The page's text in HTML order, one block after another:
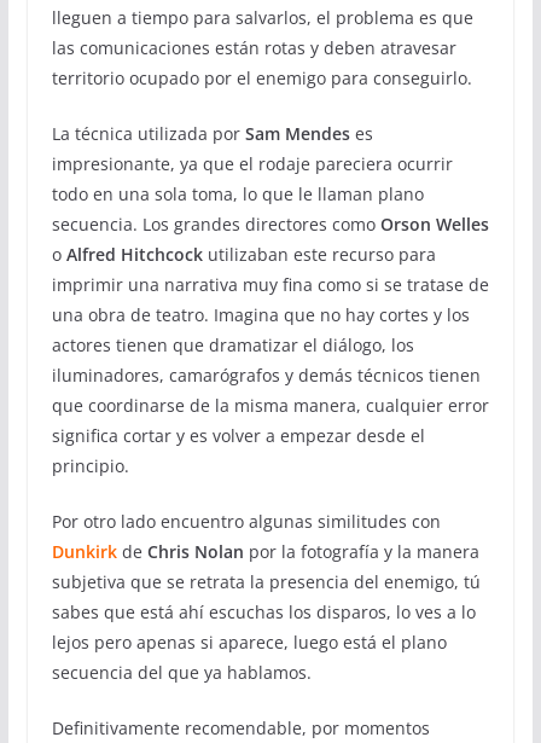
lleguen a tiempo para salvarlos, el problema es que
las comunicaciones están rotas y deben atravesar
territorio ocupado por el enemigo para conseguirlo.
La técnica utilizada por Sam Mendeses
impresionante, ya que el rodaje pareciera ocurrir
todo en una sola toma, lo que le llaman plano
secuencia. Los grandes directores como Orson Welles
o Alfred Hitchcockutilizaban este recurso para
imprimir una narrativa muy fina como si se tratase de
una obra de teatro. Imagina que no hay cortes y los
actores tienen que dramatizar el diálogo, los
iluminadores, camarógrafos y demás técnicos tienen
que coordinarse de la misma manera, cualquier error
significa cortar y es volver a empezar desde el
principio.
Por otro lado encuentro algunas similitudes con
Dunkirkde Chris Nolan por la fotografía y la manera
subjetiva que se retrata la presencia del enemigo, tú
sabes que está ahí escuchas los disparos, lo ves a lo
lejos pero apenas si aparece, luego está el plano
secuencia del que ya hablamos.
Definitivamente recomendable, por momentos